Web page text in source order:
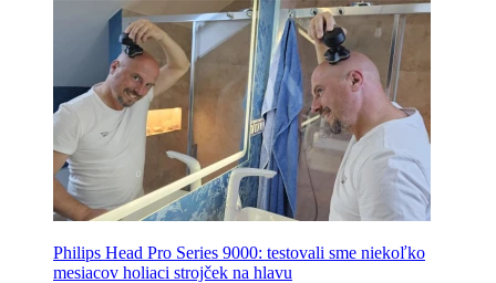
Philips Head Pro Series 9000: testovali sme niekoľko
mesiacov holiaci strojček na hlavu